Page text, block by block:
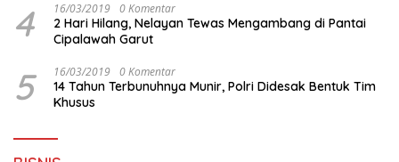
4 16/03/2019 0 Komentar
2 Hari Hilang, Nelayan Tewas Mengambang di Pantai
Cipalawah Garut
5 16/03/2019 0 Komentar
14 Tahun Terbunuhnya Munir, Polri Didesak Bentuk Tim
Khusus